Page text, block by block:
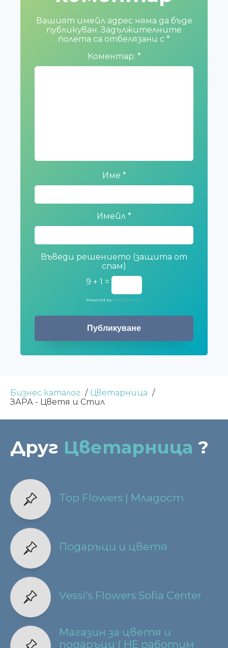
Вашият имейл адрес няма да бъде
публикуван. Задължителните
полета са отбелязани с *
Коментар: *
Име *
Имейл *
Въведи решението (защита от
спам)
9 + 1 =
Powered by MathCaptcha
Бизнес каталог
Цветарница
ЗАРА - Цветя и Стил
Друг Цветарница ?
Top Flowers | Младост
Подаръци и цветя
Vessi's Flowers Sofia Center
Магазин за цветя и
подаръци ( НЕ работим